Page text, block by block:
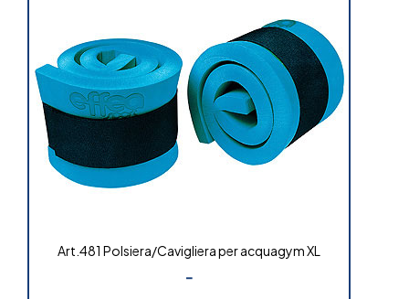
Art.481 Polsiera/Cavigliera per acquagym XL
-